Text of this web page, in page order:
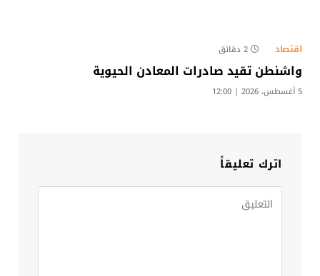
اقتصاد 2 دقائق
واشنطن تقيد صادرات المعادن الحيوية
5 أغسطس، 2026 | 12:00
اترك تعليقاً